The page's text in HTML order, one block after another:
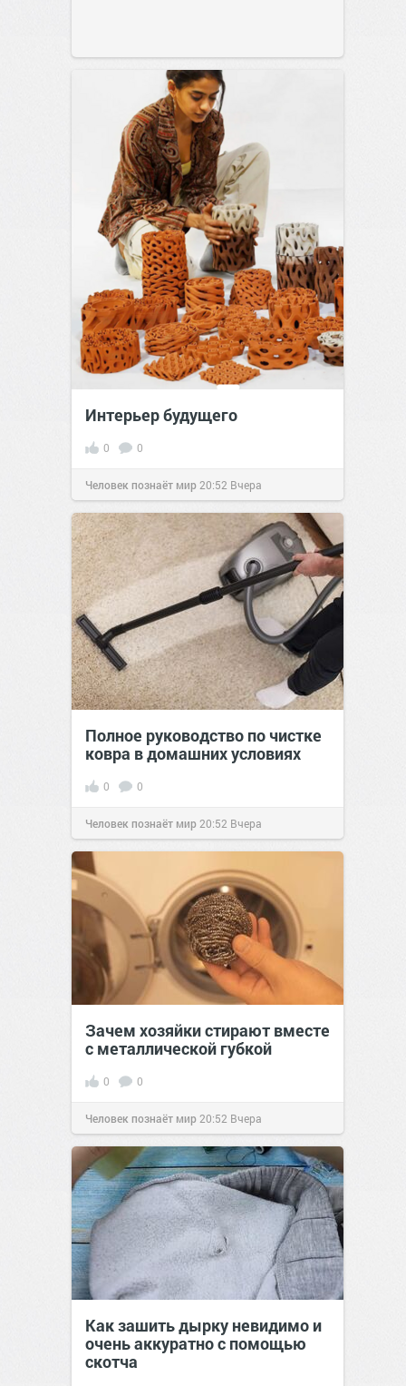
Интерьер будущего
0 0
Человек познаёт мир 20:52 Вчера
Полное руководство по чистке
ковра в домашних условиях
0 0
Человек познаёт мир 20:52 Вчера
Зачем хозяйки стирают вместе
с металлической губкой
0 0
Человек познаёт мир 20:52 Вчера
Как зашить дырку невидимо и
очень аккуратно с помощью
скотча